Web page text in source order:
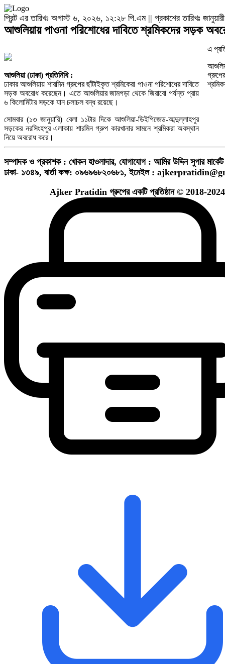
প্রিন্ট এর তারিখঃ অগাস্ট ৬, ২০২৬, ১২:২৮ পি.এম || প্রকাশের তারিখঃ
আশুলিয়ায় পাওনা পরিশোধের দাবিতে শ্রমিকদের সড়ক
আশুলিয়া (ঢাকা) প্রতিনিধি :
ঢাকার আশুলিয়ায় শারমিন গ্রুপের ছাঁটাইকৃত শ্রমিকেরা পাওনা পরিশোধের দাবিতে
সড়ক অবরোধ করেছেন। এতে আশুলিয়ার জামগড়া থেকে জিরাবো পর্যন্ত প্রায়
৬ কিলোমিটার সড়কে যান চলাচল বন্ধ রয়েছে।
সোমবার (১৩ জানুয়ারি) বেলা ১১টার দিকে আশুলিয়া-ডিইপিজেড-আব্দুল্লাহপুর
সড়কের নরসিংহপুর এলাকায় শারমিন গ্রুপ কারখানার সামনে শ্রমিকরা অবস্থান
নিয়ে অবরোধ করে।
এ
সম্পাদক ও প্রকাশক : খোকন হাওলাদার, যোগাযোগ : আমির উদ্দিন সুপার
ঢাকা- ১৩৪৯, বার্তা কক্ষ: ০৯৬৯৬৮২০৬৮১, ইমেইল :
Ajker Pratidin গ্রুপের একটি প্রতিষ্ঠান © 2018-